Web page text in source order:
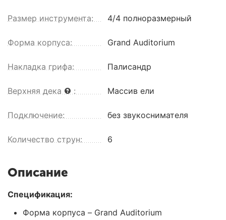
Размер инструмента: 4/4 полноразмерный
Форма корпуса: Grand Auditorium
Накладка грифа: Палисандр
Верхняя дека : Массив ели
Подключение: без звукоснимателя
Количество струн: 6
Описание
Спецификация:
Форма корпуса – Grand Auditorium